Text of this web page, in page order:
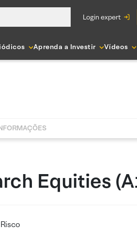
login expert
Aprenda a Investir Vídeos
Equities
Risco